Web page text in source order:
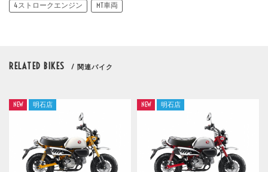
4ストロークエンジン
MT車両
RELATED BIKES / 関連バイク
NEW 明石店 NEW 明石店